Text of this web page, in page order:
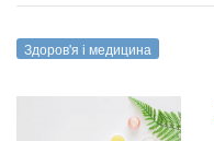
Здоров'я і медицина